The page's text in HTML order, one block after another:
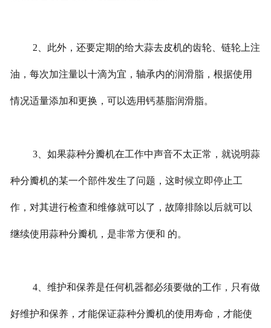
2、此外，还要定期的给大蒜去皮机的齿轮、链轮上注
油，每次加注量以十滴为宜，轴承内的润滑脂，根据使用
情况适量添加和更换，可以选用钙基脂润滑脂。
3、如果蒜种分瓣机在工作中声音不太正常，就说明蒜
种分瓣机的某一个部件发生了问题，这时候立即停止工
作，对其进行检查和维修就可以了，故障排除以后就可以
继续使用蒜种分瓣机，是非常方便和 的。
4、维护和保养是任何机器都必须要做的工作，只有做
好维护和保养，才能保证蒜种分瓣机的使用寿命，才能使